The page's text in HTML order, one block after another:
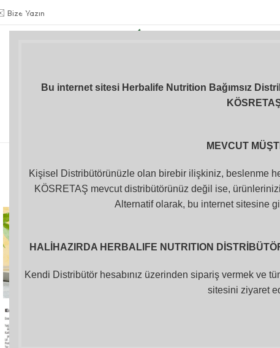
Bu internet sitesi Herbalife Nutrition Bağımsız
MEVCUT
Kişisel Distribütörünüzle olan birebir ilişkiniz, beslenme
KÖSRETAŞ mevcut distribütörünüz değil ise,
Alternatif olarak, bu internet sitesine
HALİHAZIRDA HERBALIFE NUTRITION
Kendi Distribütör hesabınız üzerinden sipariş vermek ve
sitesini ziyaret
Bize Yazın
Kilo Kontrolü
Shake
İçecekler